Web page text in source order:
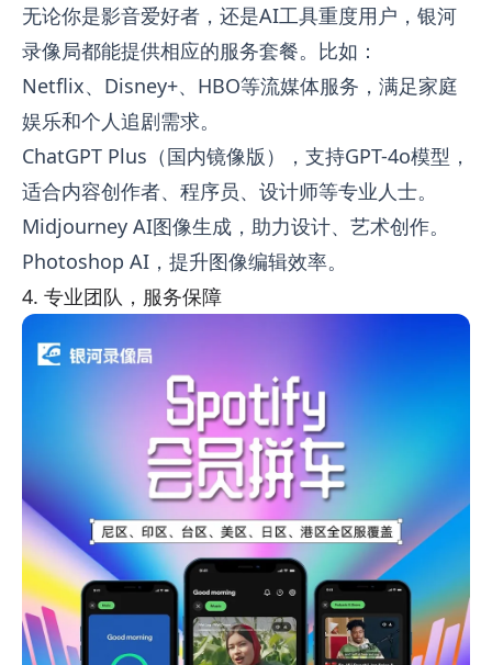
无论你是影音爱好者，还是AI工具重度用户，银河
录像局都能提供相应的服务套餐。比如：
Netflix、Disney+、HBO等流媒体服务，满足家庭
娱乐和个人追剧需求。
ChatGPT Plus（国内镜像版），支持GPT-4o模型，
适合内容创作者、程序员、设计师等专业人士。
Midjourney AI图像生成，助力设计、艺术创作。
Photoshop AI，提升图像编辑效率。
4. 专业团队，服务保障